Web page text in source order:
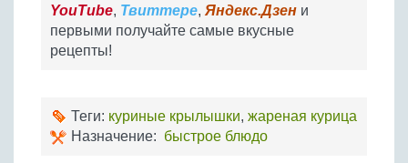
YouTube, Твиттере, Яндекс.Дзен и
первыми получайте самые вкусные
рецепты!
Теги: куриные крылышки, жареная курица
Назначение: быстрое блюдо